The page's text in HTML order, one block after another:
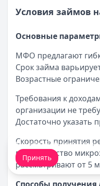
Условия займов
Основные
МФО предлагают
Срок займа
Возрастные
Требования к
организации не
Достаточно указать
Скорость принятия
преимущество
рассматривают от 5
Мы обрабатываем ваши
Принять